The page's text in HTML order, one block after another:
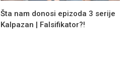
Šta nam donosi epizoda 3 serije
Kalpazan | Falsifikator?!